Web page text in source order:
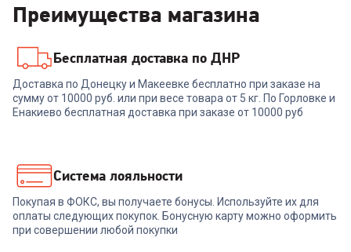
Плита NESONS NS-
GS50W4MEKB
22 999₽
В корзину
00-00014606
Комбинированная плита
SHIVAKI APETITO 50 10-E
В корзину
Преимущества магазина
Бесплатная доставка по ДНР
Доставка по Донецку и Макеевке бесплатно при заказе на
сумму от 10000 руб. или при весе товара от 5 кг. По Горловке и
Енакиево бесплатная доставка при заказе от 10000 руб
Система лояльности
Покупая в ФОКС, вы получаете бонусы. Используйте их для
оплаты следующих покупок. Бонусную карту можно оформить
при совершении любой покупки